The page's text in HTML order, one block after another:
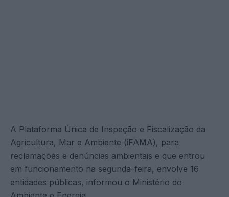
A Plataforma Única de Inspeção e Fiscalização da
Agricultura, Mar e Ambiente (iFAMA), para
reclamações e denúncias ambientais e que entrou
em funcionamento na segunda-feira, envolve 16
entidades públicas, informou o Ministério do